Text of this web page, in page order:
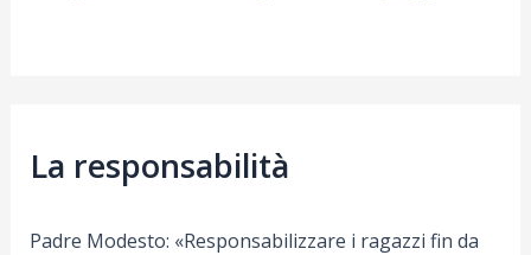
La responsabilità
Padre Modesto: «Responsabilizzare i ragazzi fin da